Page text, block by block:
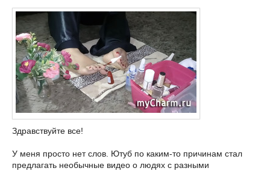
Здравствуйте все!
У меня просто нет слов. Ютуб по каким-то причинам стал
предлагать необычные видео о людях с разными